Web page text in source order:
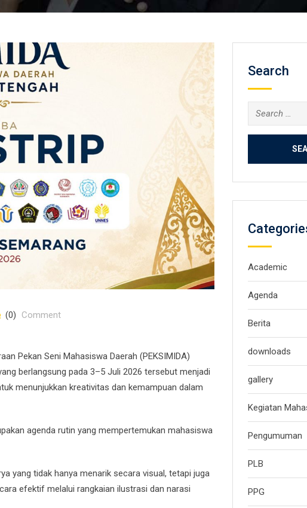
(0) Comment
Pekan Seni Mahasiswa Daerah (PEKSIMIDA)
berlangsung pada 3–5 Juli 2026 tersebut menjadi
menunjukkan kreativitas dan kemampuan dalam
agenda rutin yang mempertemukan mahasiswa
yang tidak hanya menarik secara visual, tetapi juga
efektif melalui rangkaian ilustrasi dan narasi
Search
Search
for:
Academic
Agenda
Berita
downloads
gallery
Kegiatan
Pengumuman
PLB
PPG